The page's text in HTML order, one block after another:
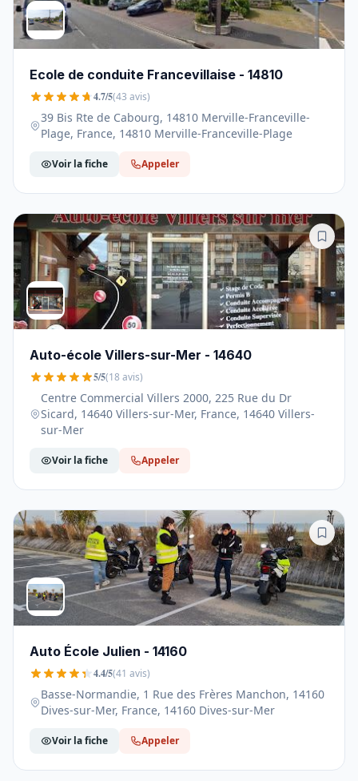
Ecole de conduite Francevillaise - 14810
4.7/5(43 avis)
39 Bis Rte de Cabourg, 14810 Merville-Franceville-
Plage, France, 14810 Merville-Franceville-Plage
Voir la fiche Appeler
Auto-école Villers-sur-Mer - 14640
5/5(18 avis)
Centre Commercial Villers 2000, 225 Rue du Dr
Sicard, 14640 Villers-sur-Mer, France, 14640 Villers-
sur-Mer
Voir la fiche Appeler
Auto École Julien - 14160
4.4/5(41 avis)
Basse-Normandie, 1 Rue des Frères Manchon, 14160
Dives-sur-Mer, France, 14160 Dives-sur-Mer
Voir la fiche Appeler